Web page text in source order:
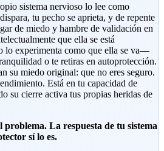
sistema nervioso lo lee como
tu pecho se aprieta, y de repente
de miedo y hambre de validación en
que ella se está
lo experimenta como que ella se va—
o te retiras en autoprotección.
su miedo original: que no eres seguro.
Está en tu capacidad de
su cierre activa tus propias heridas de
La respuesta de tu sistema
sí lo es.